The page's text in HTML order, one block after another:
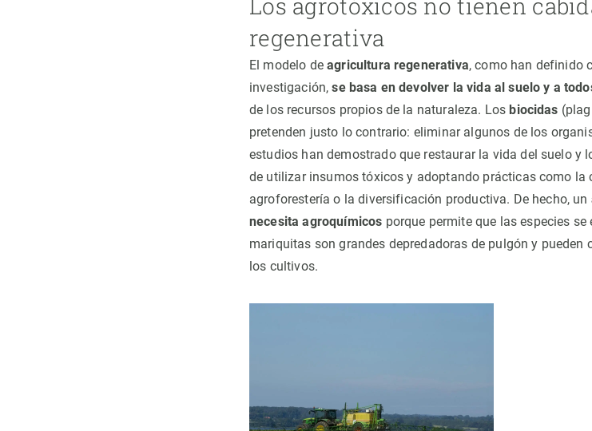
regenerativa
El modelo deagricultura regenerativa, como han definido
investigación,se basa en devolver la vida al suelo y a
de los recursos propios de la naturaleza. Losbiocidas
pretenden justo lo contrario: eliminar algunos de los
estudios han demostrado que restaurar la vida del suelo y
de utilizar insumos tóxicos y adoptando prácticas como la
agroforestería o la diversificación productiva. De hecho, un
necesita agroquímicos porque permite que las especies
mariquitas son grandes depredadoras de pulgón y
los cultivos.